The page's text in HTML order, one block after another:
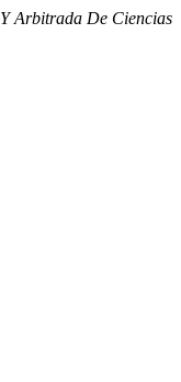
Arbitrada De Ciencias